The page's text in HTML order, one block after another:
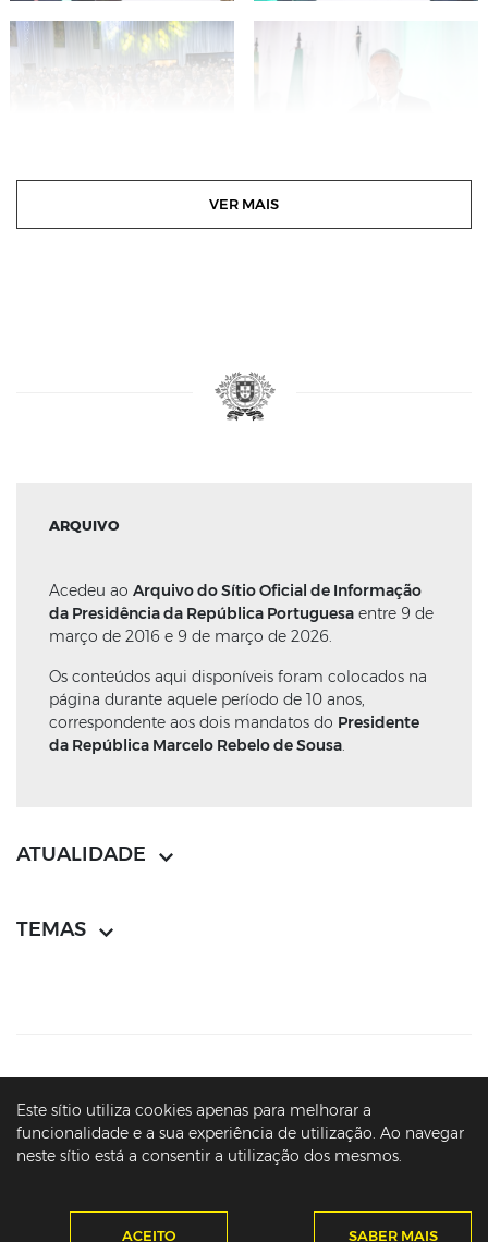
Este sítio utiliza cookies apenas para melhorar a
funcionalidade e a sua experiência de utilização. Ao navegar
neste sítio está a consentir a utilização dos mesmos.
ACEITO SABER MAIS
VER MAIS
ARQUIVO
Acedeu ao Arquivo do Sítio Oficial de Informação
da Presidência da República Portuguesa entre 9 de
março de 2016 e 9 de março de 2026.
Os conteúdos aqui disponíveis foram colocados na
página durante aquele período de 10 anos,
correspondente aos dois mandatos do Presidente
da República Marcelo Rebelo de Sousa.
ATUALIDADE
TEMAS
AVISOS LEGAIS
ACESSIBILIDADE
© PRESIDÊNCIA DA REPÚBLICA PORTUGUESA - ARQUIVO - MARCELO